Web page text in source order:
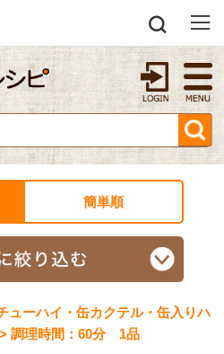
簡単順
ューハイ・缶カクテル・缶入りハ
調理時間：60分 1品